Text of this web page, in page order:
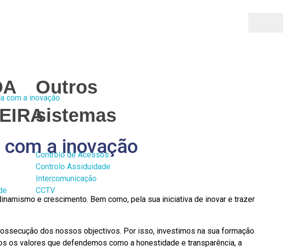
Outros
sistemas
Controlo de Acessos
Controlo Assiduidade
Intercomunicação
CCTV
a inovação
e crescimento. Bem como, pela sua iniciativa de inovar e trazer
dos nossos objectivos. Por isso, investimos na sua formação
os valores que defendemos como a honestidade e transparência, a